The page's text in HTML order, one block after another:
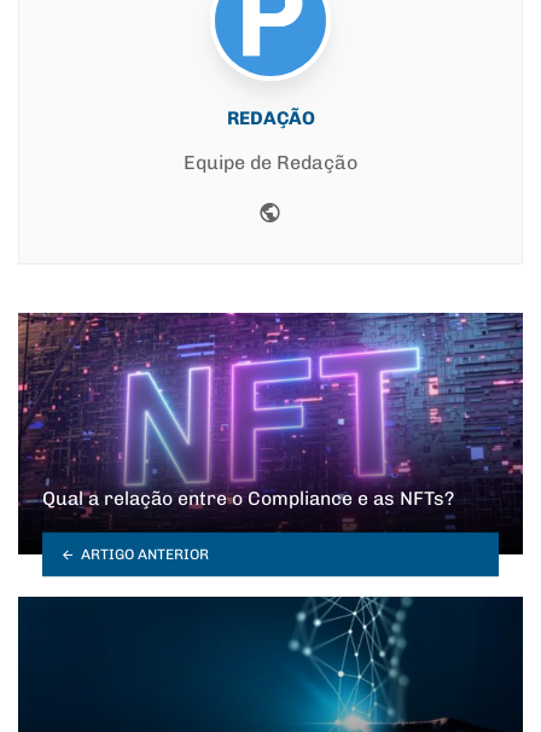
REDAÇÃO
Equipe de Redação
Qual a relação entre o Compliance e as NFTs?
ARTIGO ANTERIOR